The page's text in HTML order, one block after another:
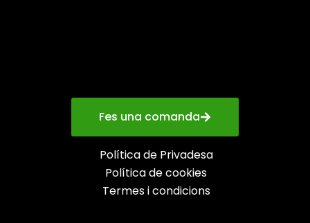
Fes una comanda
Política de Privadesa
Política de cookies
Termes i condicions